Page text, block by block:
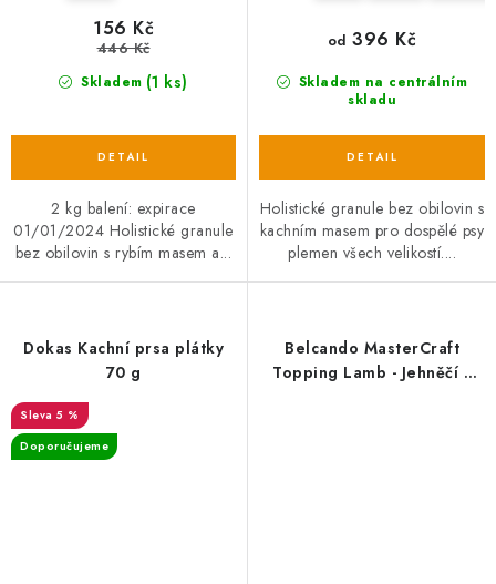
Skladem (1 ks)
156 Kč
446 Kč
2 kg balení: expirace
01/01/2024 Holistické granule
bez obilovin s rybím masem a...
Skladem na centrálním
skladu
od 396 Kč
Holistické granule bez obilovin s
kachním masem pro dospělé psy
plemen všech velikostí....
Dokas Kachní prsa plátky
70 g
5 %
Doporučujeme
Belcando MasterCraft
Topping Lamb - Jehněčí s